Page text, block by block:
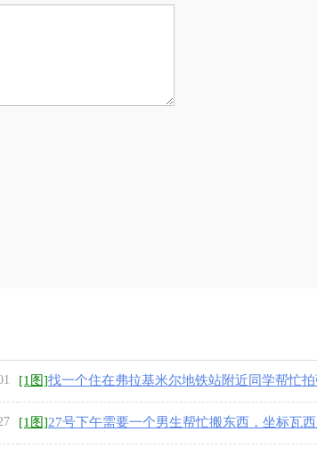
[1图]找一个住在弗拉基米尔地铁站附近同学帮忙
[1图]27号下午需要一个男生帮忙搬东西，坐标瓦西